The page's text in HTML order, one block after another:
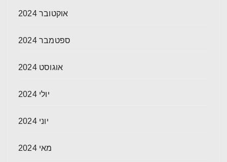
אוקטובר 2024
ספטמבר 2024
אוגוסט 2024
יולי 2024
יוני 2024
מאי 2024